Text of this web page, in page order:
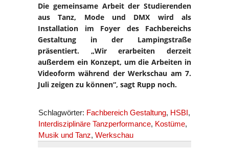
Die gemeinsame Arbeit der Studierenden
aus Tanz, Mode und DMX wird als
Installation im Foyer des Fachbereichs
Gestaltung in der Lampingstraße
präsentiert. „Wir erarbeiten derzeit
außerdem ein Konzept, um die Arbeiten in
Videoform während der Werkschau am 7.
Juli zeigen zu können“, sagt Rupp noch.
Schlagwörter: Fachbereich Gestaltung, HSBI,
Interdisziplinäre Tanzperformance, Kostüme,
Musik und Tanz, Werkschau